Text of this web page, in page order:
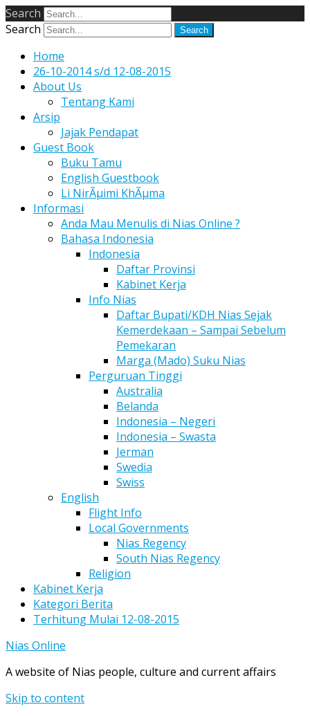
Search
Search
Home
26-10-2014 s/d 12-08-2015
About Us
Tentang Kami
Arsip
Jajak Pendapat
Guest Book
Buku Tamu
English Guestbook
Li NirÃµimi KhÃµma
Informasi
Anda Mau Menulis di Nias Online ?
Bahasa Indonesia
Indonesia
Daftar Provinsi
Kabinet Kerja
Info Nias
Daftar Bupati/KDH Nias Sejak
Kemerdekaan – Sampai Sebelum
Pemekaran
Marga (Mado) Suku Nias
Perguruan Tinggi
Australia
Belanda
Indonesia – Negeri
Indonesia – Swasta
Jerman
Swedia
Swiss
English
Flight Info
Local Governments
Nias Regency
South Nias Regency
Religion
Kabinet Kerja
Kategori Berita
Terhitung Mulai 12-08-2015
Nias Online
A website of Nias people, culture and current affairs
Skip to content